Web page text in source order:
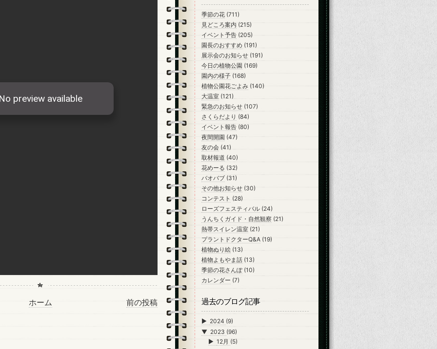
前の投稿
ホーム
季節の花 (711)
見どころ案内 (215)
イベント予告 (205)
園長のおすすめ (191)
展示会のお知らせ (191)
今日の植物公園 (169)
園内の様子 (168)
植物公園花ごよみ (140)
大温室 (121)
緊急のお知らせ (107)
さくらだより (84)
イベント報告 (80)
夜間開園 (47)
友の会 (41)
取材報道 (40)
花めーる (32)
バオバブ (31)
その他お知らせ (30)
コンテスト (28)
ローズフェスティバル (24)
うんちくガイド・自然観察 (21)
熱帯スイレン温室 (21)
プラントドクターQ&A (19)
植物ぬり絵 (13)
植物よもやま話 (13)
季節の花さんぽ (10)
カレンダー (7)
過去のブログ記事
► 2024 (9)
▼ 2023 (96)
►12月 (5)